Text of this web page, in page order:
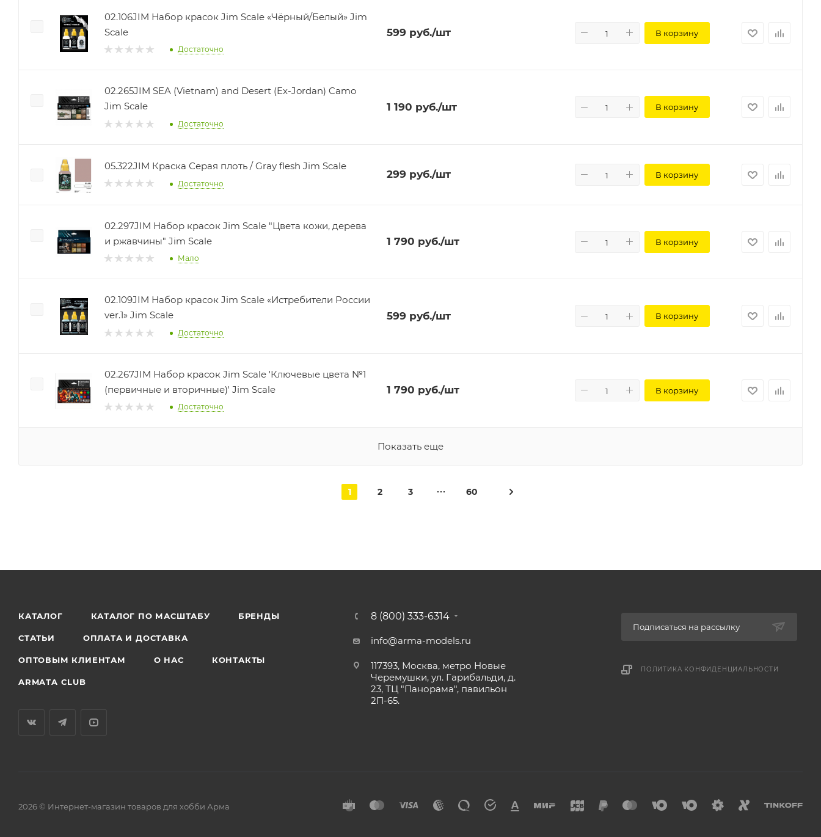
02.106JIM Набор красок Jim Scale «Чёрный/Белый» Jim
Scale
Достаточно
599руб./шт В корзину
02.265JIM SEA (Vietnam) and Desert (Ex-Jordan) Camo
Jim Scale
Достаточно
1 190 руб./шт В корзину
05.322JIM Краска Серая плоть / Gray flesh Jim Scale
Достаточно
299руб./шт В корзину
02.297JIM Набор красок Jim Scale "Цвета кожи, дерева
и ржавчины" Jim Scale
Мало
1 790 руб./шт В корзину
02.109JIM Набор красок Jim Scale «Истребители России
ver.1» Jim Scale
Достаточно
599руб./шт В корзину
02.267JIM Набор красок Jim Scale 'Ключевые цвета №1
(первичные и вторичные)' Jim Scale
Достаточно
1 790 руб./шт В корзину
Показать еще
1 2 3 60
КАТАЛОГ КАТАЛОГ ПО МАСШТАБУ БРЕНДЫ
СТАТЬИ ОПЛАТА И ДОСТАВКА
ОПТОВЫМ КЛИЕНТАМ О НАС КОНТАКТЫ
ARMATA CLUB
8 (800) 333-6314
info@arma-models.ru
117393, Москва, метро Новые
Черемушки, ул. Гарибальди, д.
23, ТЦ "Панорама", павильон
2П-65.
Подписаться на рассылку
ПОЛИТИКА КОНФИДЕНЦИАЛЬНОСТИ
2026 © Интернет-магазин товаров для хобби Арма